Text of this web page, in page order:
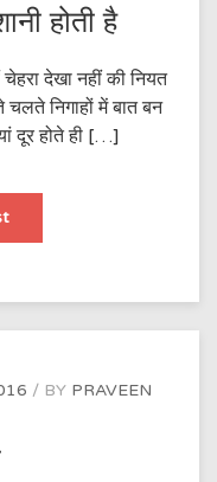
होती है
चेहरा देखा नहीं की नियत
निगाहों में बात बन
दूर होते ही […]
हम
की
होती
BY PRAVEEN